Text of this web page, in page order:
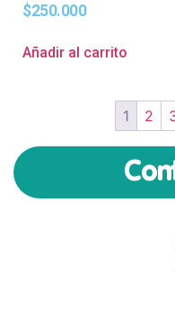
$250.000
Añadir al carrito
1 2